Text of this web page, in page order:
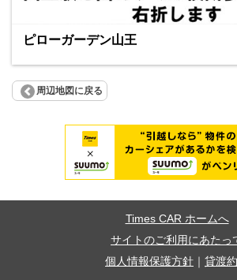
ピローガーデン山王
周辺地図に戻る
Times CAR ホームへ
サイトのご利用にあたっ
個人情報保護方針
貸渡